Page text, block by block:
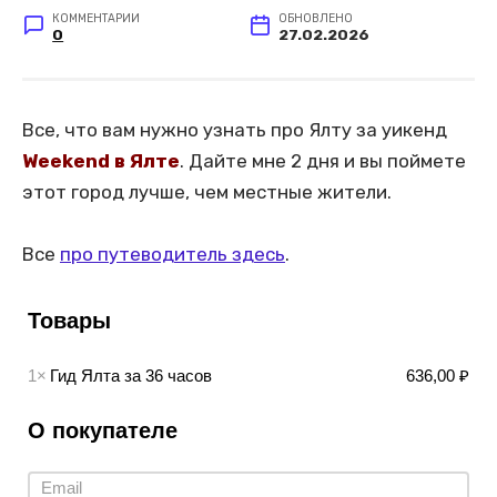
КОММЕНТАРИИ
0
ОБНОВЛЕНО
27.02.2026
Все, что вам нужно узнать про Ялту за уикенд
Weekend в Ялте. Дайте мне 2 дня и вы поймете
этот город лучше, чем местные жители.
Все про путеводитель здесь.
Товары
1× Гид Ялта за 36 часов 636,00 ₽
О покупателе